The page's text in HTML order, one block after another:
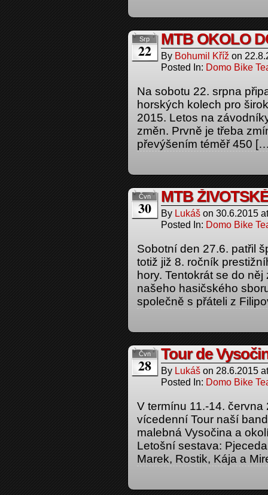
Srp
22
MTB OKOLO
By Bohumil Kříž on
Posted In: Domo Bike
Na sobotu 22. srpna
horských kolech pro
2015. Letos na
změn. Prvně je třeba
převýšením téměř 450
Čvn
30
MTB
By Lukáš on 30.6.2015
Posted In: Domo Bike
Sobotní den 27.6. patřil
totiž již 8. ročník
hory. Tentokrát se do
našeho hasičského
společně s přáteli z
Čvn
28
Tour de
By Lukáš on 28.6.2015
Posted In: Domo Bike
V termínu 11.-14.
vícedenní Tour naší
malebná Vysočina a
Letošní sestava:
Marek, Rostik, Kája a